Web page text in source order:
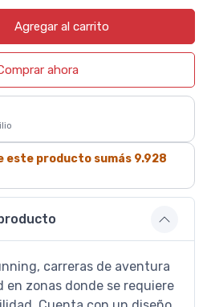
Agregar al carrito
ahora
este producto sumás 9.928
carreras de aventura
zonas donde se requiere